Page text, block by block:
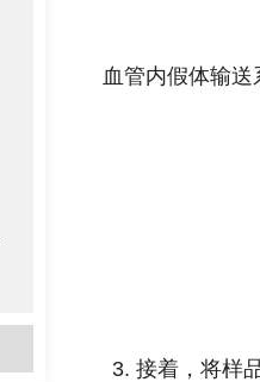
血管内假体输
3. 接着，将样